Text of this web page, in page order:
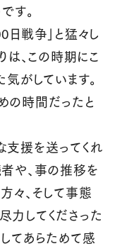
す。
戦争」と猛々し
は、この時期にこ
がしています。
の時間だったと
援を送ってくれ
や、事の推移を
々、そして事態
してくださった
てあらためて感